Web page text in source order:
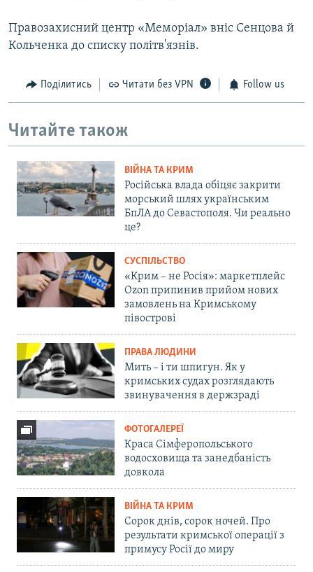
Правозахисний центр «Меморіал» вніс Сенцова й
Кольченка до списку політв'язнів.
Поділитись Читати без VPN Follow us
Читайте також
ВІЙНА ТА КРИМ
Російська влада обіцяє закрити
морський шлях українським
БпЛА до Севастополя. Чи реально
це?
СУСПІЛЬСТВО
«Крим – не Росія»: маркетплейс
Ozon припинив прийом нових
замовлень на Кримському
півострові
ПРАВА ЛЮДИНИ
Мить – і ти шпигун. Як у
кримських судах розглядають
звинувачення в держзраді
ФОТОГАЛЕРЕЇ
Краса Сімферопольського
водосховища та занедбаність
довкола
ВІЙНА ТА КРИМ
Сорок днів, сорок ночей. Про
результати кримської операції з
примусу Росії до миру